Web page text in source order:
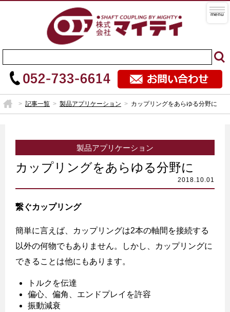
記事一覧 製品アプリケーション カップリングをあらゆる分野に
製品アプリケーション
カップリングをあらゆる分野に
繋ぐカップリング
簡単に言えば、カップリングは2本の軸間を接続する
以外の何物でもありません。しかし、カップリングに
できることは他にもあります。
トルクを伝達
偏心、偏角、エンドプレイを許容
振動減衰